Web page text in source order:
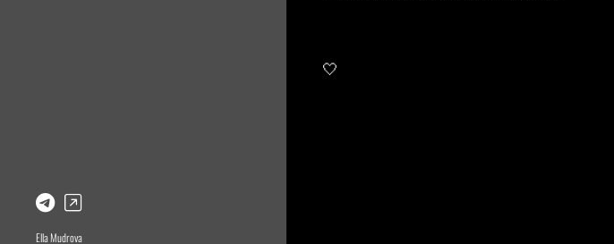
Ella Mudrovа
🤍